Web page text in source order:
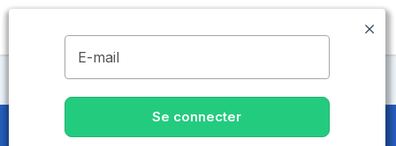
MENU
Maisons de retraite Lozère
Maisons de retraite et EHPAD
E-mail
Se connecter